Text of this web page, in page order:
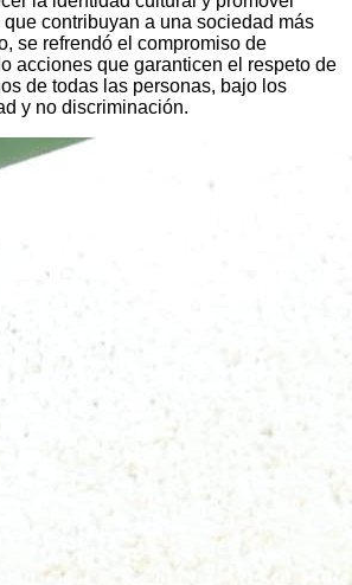
contribuyan a una sociedad más
se refrendó el compromiso de
acciones que garanticen el respeto de
de todas las personas, bajo los
y no discriminación.